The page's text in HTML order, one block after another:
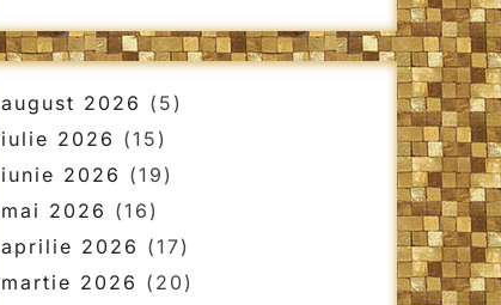
august 2026 (5)
iulie 2026 (15)
iunie 2026 (19)
mai 2026 (16)
aprilie 2026 (17)
martie 2026 (20)